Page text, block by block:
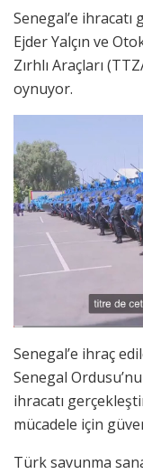
Senegal’e
Ejder Yalçın ve
Zırhlı Araçları
oynuyor.
Senegal’e ihraç
Senegal
ihracatı
mücadele için
Türk savunma